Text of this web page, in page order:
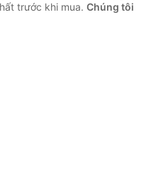
trước khi mua. Chúng tôi